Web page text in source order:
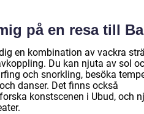
på en resa till
en kombination av vackra
Du kan njuta av sol
och snorkling, besöka
danser. Det finns också
konstscenen i Ubud, och